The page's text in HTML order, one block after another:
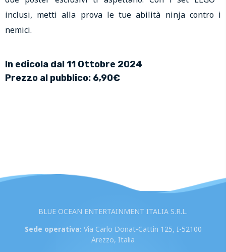
inclusi, metti alla prova le tue abilità ninja contro i
nemici.
In edicola dal 11 Ottobre 2024
Prezzo al pubblico: 6,90€
BLUE OCEAN ENTERTAINMENT ITALIA S.R.L.
Sede operativa: Via Carlo Donat-Cattin 125, I-52100
Arezzo, Italia